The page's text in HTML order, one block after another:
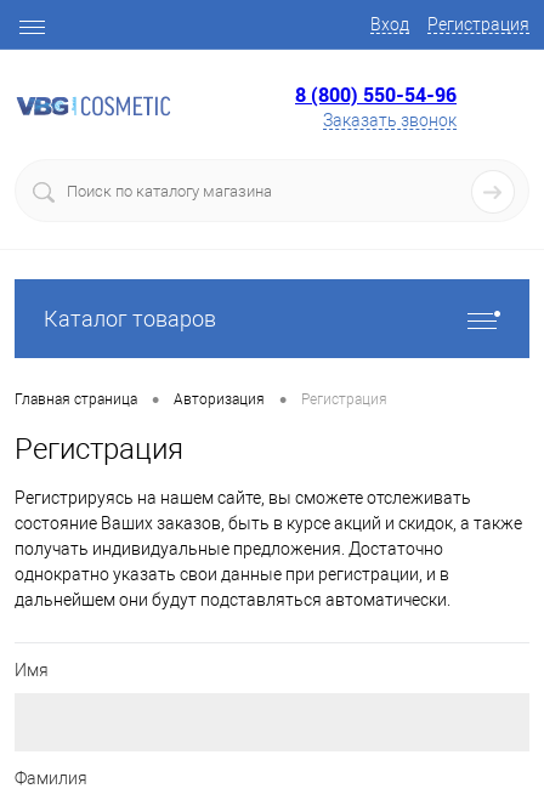
Вход Регистрация
8 (800) 550-54-96
Заказать звонок
Каталог товаров
Главная страница • Авторизация • Регистрация
Регистрация
Регистрируясь на нашем сайте, вы сможете отслеживать
состояние Ваших заказов, быть в курсе акций и скидок, а также
получать индивидуальные предложения. Достаточно
однократно указать свои данные при регистрации, и в
дальнейшем они будут подставляться автоматически.
Имя
Фамилия